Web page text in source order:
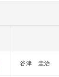
谷津 圭治